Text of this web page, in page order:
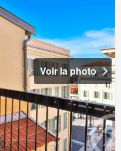
Voir la photo